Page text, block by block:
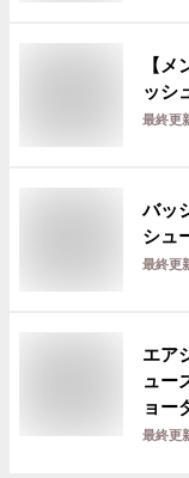
【
ッシ
最終更
バッ
シュ
最終更
エア
ュー
ョー
最終更